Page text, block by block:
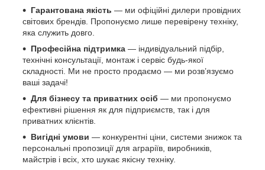
Гарантована якість — ми офіційні дилери провідних
світових брендів. Пропонуємо лише перевірену техніку,
яка служить довго.
Професійна підтримка — індивідуальний підбір,
технічні консультації, монтаж і сервіс будь-якої
складності. Ми не просто продаємо — ми розв’язуємо
ваші задачі!
Для бізнесу та приватних осіб — ми пропонуємо
ефективні рішення як для підприємств, так і для
приватних клієнтів.
Вигідні умови — конкурентні ціни, системи знижок та
персональні пропозиції для аграріїв, виробників,
майстрів і всіх, хто шукає якісну техніку.